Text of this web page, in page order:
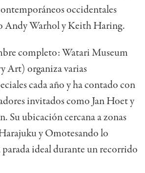
occidentales
Andy Warhol y Keith Haring.
completo: Watari Museum
Art) organiza varias
cada año y ha contado con
invitados como Jan Hoet y
Su ubicación cercana a zonas
y Omotesando lo
ideal durante un recorrido